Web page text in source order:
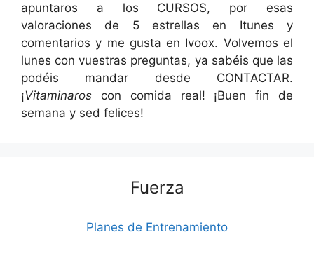
apuntaros a los CURSOS, por esas
valoraciones de 5 estrellas en Itunes y
comentarios y me gusta en Ivoox. Volvemos el
lunes con vuestras preguntas, ya sabéis que las
podéis mandar desde CONTACTAR.
¡Vitaminaros con comida real! ¡Buen fin de
semana y sed felices!
Fuerza
Planes de Entrenamiento